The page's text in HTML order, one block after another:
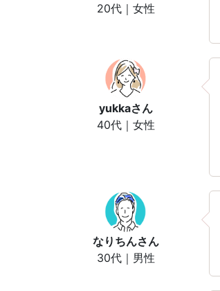
20代｜女性
yukkaさん
40代｜女性
なりちんさん
30代｜男性